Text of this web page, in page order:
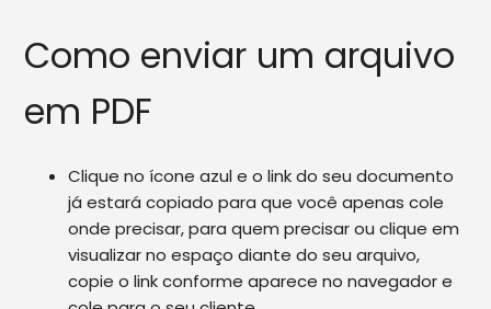
Como enviar um arquivo
em PDF
Clique no ícone azul e o link do seu documento
já estará copiado para que você apenas cole
onde precisar, para quem precisar ou clique em
visualizar no espaço diante do seu arquivo,
copie o link conforme aparece no navegador e